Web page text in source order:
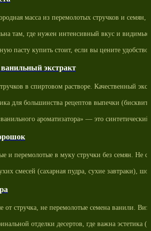
масса из перемолотых стручков и семян,
там, где нужен интенсивный вкус и
пасту купить стоит, если вы цените
экстракт
в спиртовом растворе. Качественный
для большинства рецептов выпечки
ароматизатора» — это
и перемолотые в муку стручки без семян. Не
смесей (сахарная пудра, сухие завтраки),
от стручка, не перемолотые семена ванили.
отделки десертов, где важна эстетика